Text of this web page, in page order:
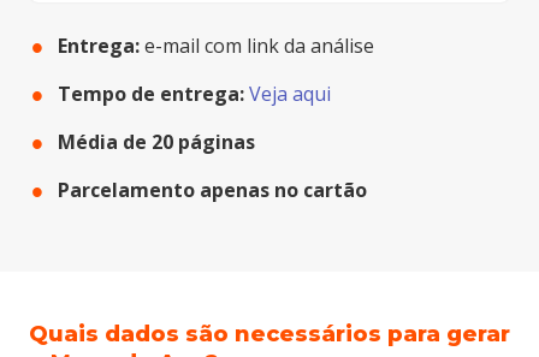
Entrega:e-mail com link da análise
Tempo de entrega:Veja aqui
Média de 20 páginas
Parcelamento apenas no cartão
Quais dados são necessários para gerar